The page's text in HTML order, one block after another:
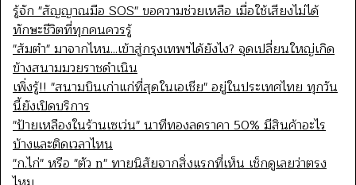
รู้จัก "สัญญาณมือ SOS" ขอความช่วยเหลือ เมื่อใช้เสียงไม่ได้
ทักษะชีวิตที่ทุกคนควรรู้
"ส้มตำ" มาจากไหน...เข้าสู่กรุงเทพฯได้ยังไง? จุดเปลี่ยนใหญ่เกิด
ข้างสนามมวยราชดำเนิน
เพิ่งรู้!! "สนามบินเก่าแก่ที่สุดในเอเชีย" อยู่ในประเทศไทย ทุกวัน
นี้ยังเปิดบริการ
"ป้ายเหลืองในร้านเซเว่น" นาทีทองลดราคา 50% มีสินค้าอะไร
บ้างและติดเวลาไหน
"ก.ไก่" หรือ "ตัว n" ทายนิสัยจากสิ่งแรกที่เห็น เช็กดูเลยว่าตรง